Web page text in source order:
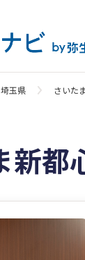
埼玉県 さいた
新都